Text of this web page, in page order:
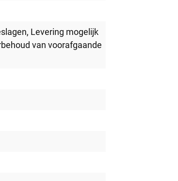
, Levering mogelijk
van voorafgaande